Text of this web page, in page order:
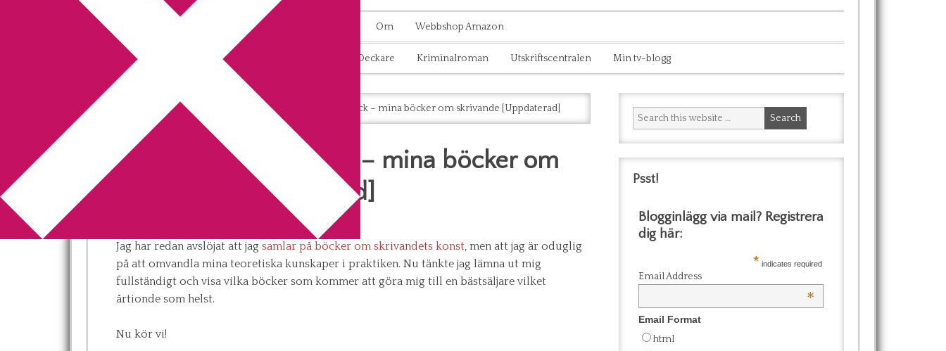
Författarfemman Om Webbshop Amazon
Gästinlägg Bokbloggsjerka Deckare Kriminalroman Utskriftscentralen Min tv-blogg
You are here:Home Sanningens ögonblick – mina böcker om skrivande [Uppdaterad]
Sanningens ögonblick – mina böcker om
skrivande [Uppdaterad]
Jag har redan avslöjat att jag samlar på böcker om skrivandets konst, men att jag är oduglig
på att omvandla mina teoretiska kunskaper i praktiken. Nu tänkte jag lämna ut mig
fullständigt och visa vilka böcker som kommer att göra mig till en bästsäljare vilket
årtionde som helst.
Nu kör vi!
Psst!
Blogginlägg via mail? Registrera
dig här:
* indicates required
Email Address
*
Email Format
html